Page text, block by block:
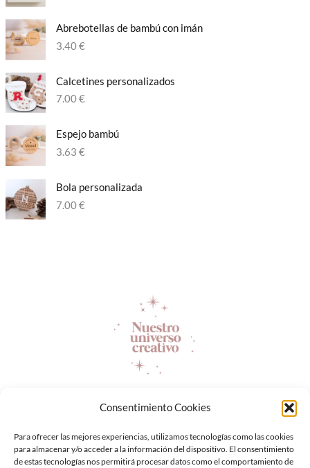
Consentimiento Cookies
Para ofrecer las mejores experiencias, utilizamos tecnologías como las cookies
para almacenar y/o acceder a la información del dispositivo. El consentimiento
de estas tecnologías nos permitirá procesar datos como el comportamiento de
Abrebotellas de bambú con imán
3.40€
Calcetines personalizados​
7.00€
Espejo bambú
3.63 €
Bola personalizada​
7.00€
Laboral
Sobre nosotros